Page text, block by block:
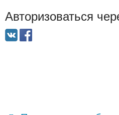
Авторизоваться